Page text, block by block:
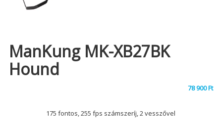
ManKung MK-XB27BK
Hound
78 900Ft
175 fontos, 255 fps számszeríj, 2 vesszővel